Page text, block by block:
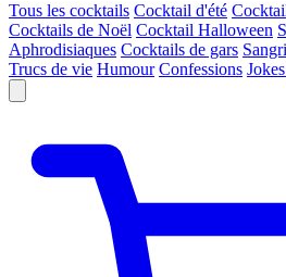
Tous les cocktails Cocktail d'été
Cocktails de Noël Cocktail Halloween
Aphrodisiaques Cocktails de gars
Trucs de vie Humour Confessions